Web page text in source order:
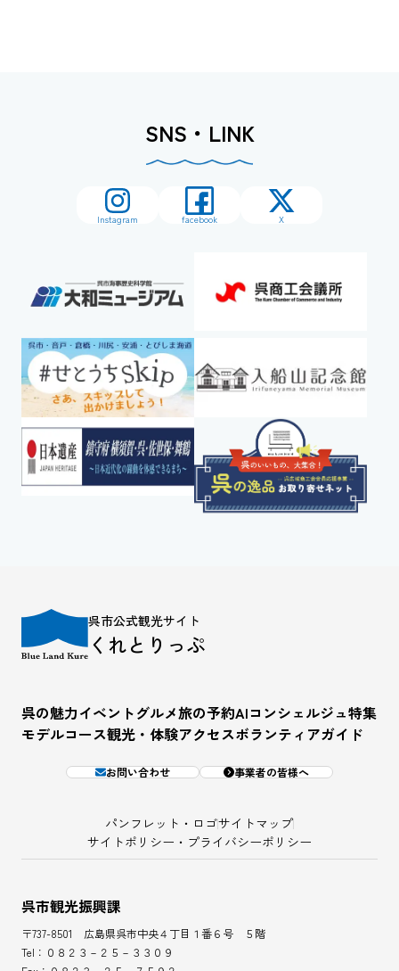
SNS・LINK
Instagram facebook X
呉市公式観光サイト
くれとりっぷ
呉の魅力イベントグルメ旅の予約AIコンシェルジュ特集
モデルコース観光・体験アクセスボランティアガイド
お問い合わせ 事業者の皆様へ
パンフレット・ロゴサイトマップ
サイトポリシー・プライバシーポリシー
呉市観光振興課
〒737-8501 広島県呉市中央４丁目１番６号 ５階
Tel：０８２３－２５－３３０９